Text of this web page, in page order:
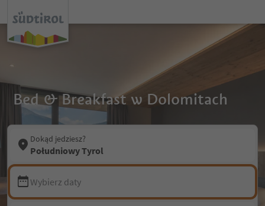
Bed & Breakfast w Dolomitach
Dokąd jedziesz?
Południowy Tyrol
Wybierz daty